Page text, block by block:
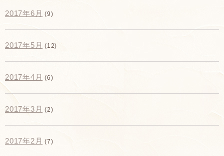
2017年6月 (9)
2017年5月 (12)
2017年4月 (6)
2017年3月 (2)
2017年2月 (7)